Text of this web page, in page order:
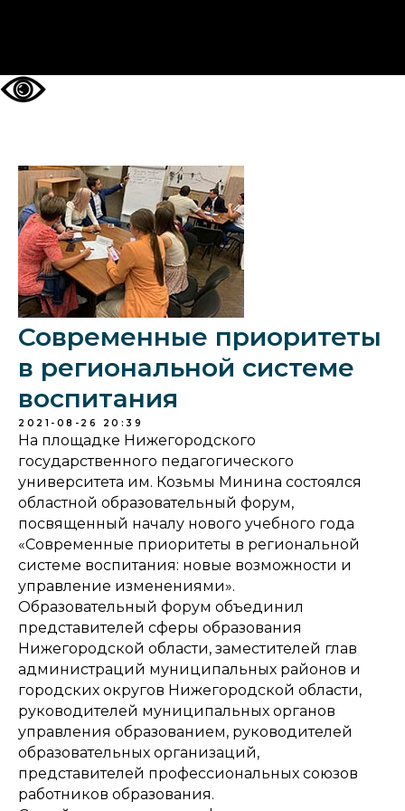
Современные приоритеты
в региональной системе
воспитания
2021-08-26 20:39
На площадке Нижегородского
государственного педагогического
университета им. Козьмы Минина состоялся
областной образовательный форум,
посвященный началу нового учебного года
«Современные приоритеты в региональной
системе воспитания: новые возможности и
управление изменениями».
Образовательный форум объединил
представителей сферы образования
Нижегородской области, заместителей глав
администраций муниципальных районов и
городских округов Нижегородской области,
руководителей муниципальных органов
управления образованием, руководителей
образовательных организаций,
представителей профессиональных союзов
работников образования.